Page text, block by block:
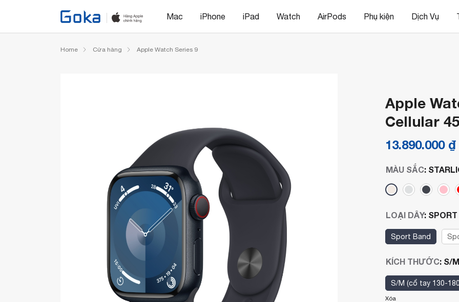
Mac iPhone iPad Watch AirPods Phụ kiện Dịch Vụ
Home Cửa hàng Apple Watch Series 9
Apple
Cellular
13.890.000 ₫
MÀU SẮC:
LOẠI DÂY:
Sport Band
KÍCH THƯỚC: S/
S/M (cổ tay 130-
Xóa